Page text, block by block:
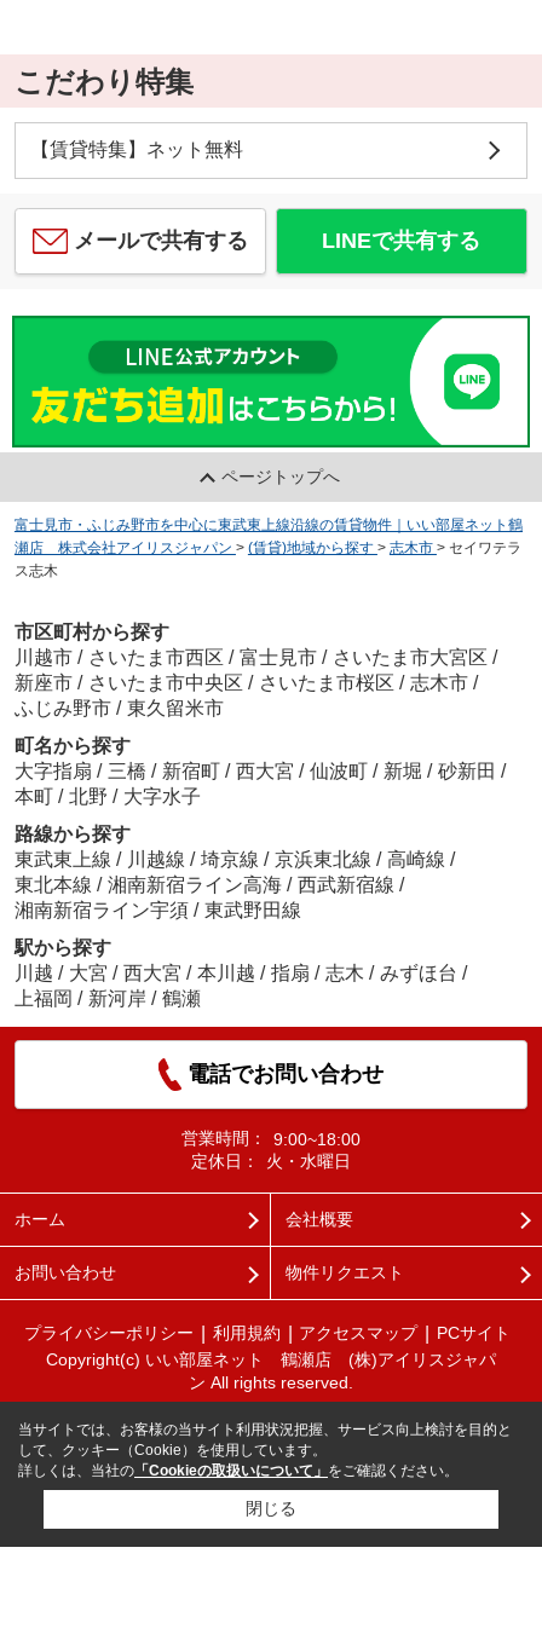
こだわり特集
【賃貸特集】ネット無料
メールで共有する LINEで共有する
ページトップへ
富士見市・ふじみ野市を中心に東武東上線沿線の賃貸物件｜いい部屋ネット鶴
瀬店 株式会社アイリスジャパン > (賃貸)地域から探す > 志木市 > セイワテラ
ス志木
市区町村から探す
川越市 / さいたま市西区 / 富士見市 / さいたま市大宮区 /
新座市 / さいたま市中央区 / さいたま市桜区 / 志木市 /
ふじみ野市 / 東久留米市
町名から探す
大字指扇 / 三橋 / 新宿町 / 西大宮 / 仙波町 / 新堀 / 砂新田 /
本町 / 北野 / 大字水子
路線から探す
東武東上線 / 川越線 / 埼京線 / 京浜東北線 / 高崎線 /
東北本線 / 湘南新宿ライン高海 / 西武新宿線 /
湘南新宿ライン宇須 / 東武野田線
駅から探す
川越 / 大宮 / 西大宮 / 本川越 / 指扇 / 志木 / みずほ台 /
上福岡 / 新河岸 / 鶴瀬
電話でお問い合わせ
営業時間：
9:00~18:00
定休日：
火・水曜日
ホーム 会社概要
お問い合わせ 物件リクエスト
プライバシーポリシー 利用規約 アクセスマップ
PCサイト
Copyright(c) いい部屋ネット 鶴瀬店 (株)アイリスジャパ
ン All rights reserved.
当サイトでは、お客様の当サイト利用状況把握、サービス向上検討を目的と
して、クッキー（Cookie）を使用しています。
詳しくは、当社の 「Cookieの取扱いについて」 をご確認ください。
閉じる